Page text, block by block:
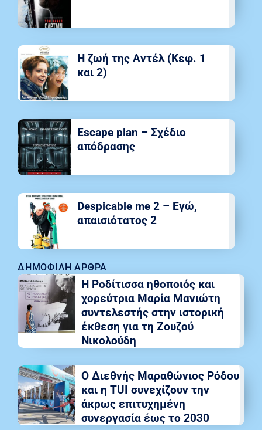
ΔΗΜΟΦΙΛΉ ΆΡΘΡΑ
Η Ροδίτισσα ηθοποιός και
χορεύτρια Μαρία Μανιώτη
συντελεστής στην ιστορική
έκθεση για τη Ζουζού
Νικολούδη
Ο Διεθνής Μαραθώνιος Ρόδου
και η TUI συνεχίζουν την
άκρως επιτυχημένη
συνεργασία έως το 2030
Η ζωή της Αντέλ (Κεφ. 1
και 2)
Escape plan – Σχέδιο
απόδρασης
Despicable me 2 – Εγώ,
απαισιότατος 2